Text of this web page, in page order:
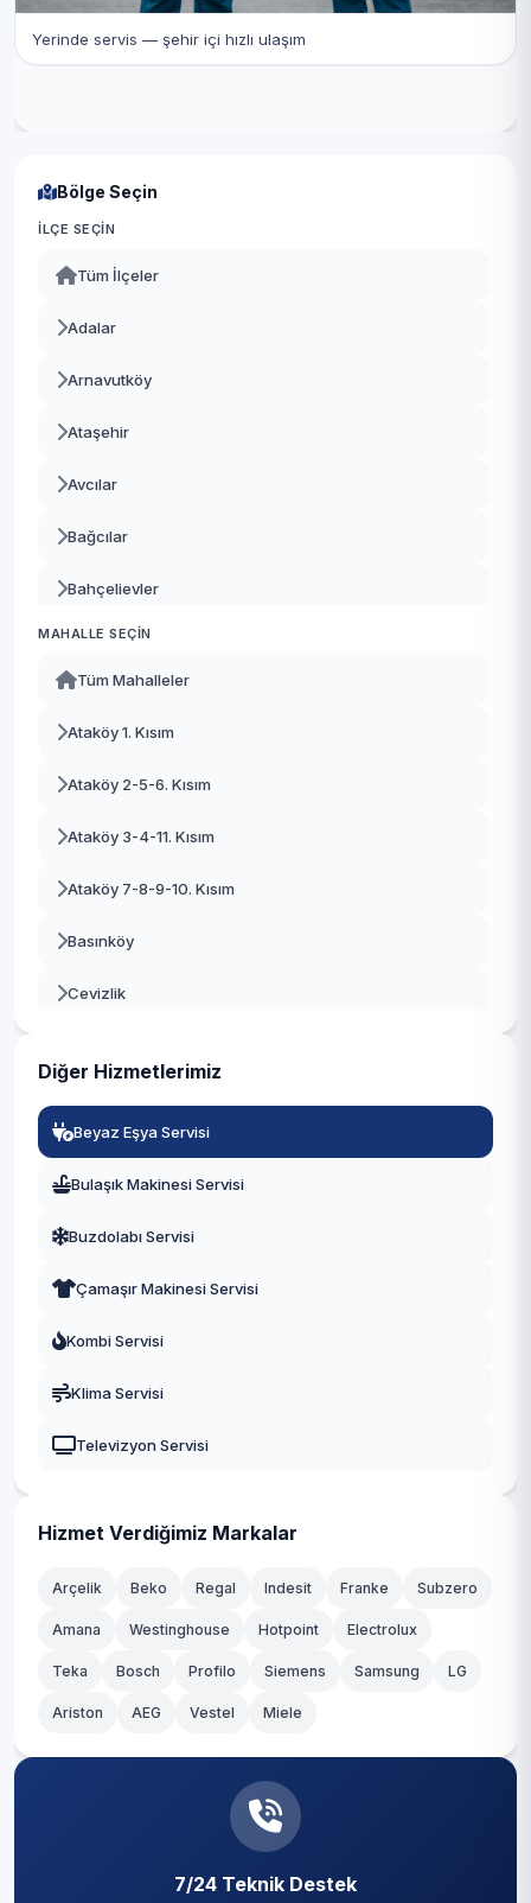
Yerinde servis — şehir içi hızlı ulaşım
Bölge Seçin
İLÇE SEÇIN
Tüm İlçeler
Adalar
Arnavutköy
Ataşehir
Avcılar
Bağcılar
Bahçelievler
Bakırköy
Başakşehir
Bayrampaşa
Beşiktaş
Beykoz
Beylikdüzü
Çekmeköy
Esenler
Kağıthane
Kartal
Küçükçekmece
MAHALLE SEÇIN
Tüm Mahalleler
Ataköy 1. Kısım
Ataköy 2-5-6. Kısım
Ataköy 3-4-11. Kısım
Ataköy 7-8-9-10. Kısım
Basınköy
Cevizlik
Diğer Hizmetlerimiz
Beyaz Eşya Servisi
Bulaşık Makinesi Servisi
Buzdolabı Servisi
Çamaşır Makinesi Servisi
Kombi Servisi
Klima Servisi
Televizyon Servisi
Hizmet Verdiğimiz Markalar
Arçelik Beko Regal Indesit Franke Subzero
Amana Westinghouse Hotpoint Electrolux
Teka Bosch Profilo Siemens Samsung LG
Ariston AEG Vestel Miele
7/24 Teknik Destek